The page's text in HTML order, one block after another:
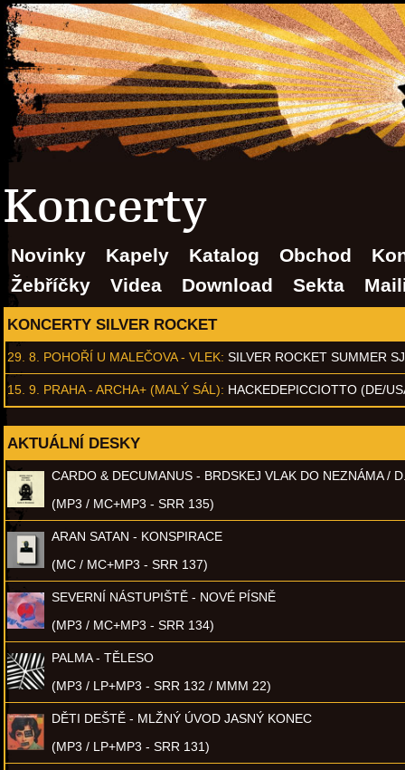
Koncerty
Novinky Kapely Katalog Obchod
Žebříčky
Videa Download Sekta
KONCERTY SILVER ROCKET
29. 8. POHOŘÍ U MALEČOVA - VLEK: SILVER ROCKET SUMMER
15. 9. PRAHA - ARCHA+ (MALÝ SÁL): HACKEDEPICCIOTTO (DE/
AKTUÁLNÍ DESKY
CARDO & DECUMANUS - BRDSKEJ VLAK DO NEZNÁMA /
(MP3 / MC+MP3 - SRR 135)
ARAN SATAN - KONSPIRACE
(MC / MC+MP3 - SRR 137)
SEVERNÍ NÁSTUPIŠTĚ - NOVÉ PÍSNĚ
(MP3 / MC+MP3 - SRR 134)
PALMA - TĚLESO
(MP3 / LP+MP3 - SRR 132 / MMM 22)
DĚTI DEŠTĚ - MLŽNÝ ÚVOD JASNÝ KONEC
(MP3 / LP+MP3 - SRR 131)